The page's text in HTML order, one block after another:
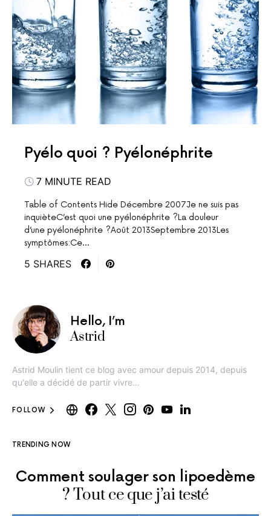
Pyélo quoi ? Pyélonéphrite
7 MINUTE READ
Table of Contents Hide Décembre 2007Je ne suis pas
inquièteC’est quoi une pyélonéphrite ?La douleur
d’une pyélonéphrite ?Août 2013Septembre 2013Les
symptômes:Ce…
5 SHARES
Hello, I’m
Astrid
Astrid Moulin tient ce blog avec amour depuis 2014, depuis
qu'elle a décidé de partir vivre…
FOLLOW
TRENDING NOW
Comment soulager son lipoedème
? Tout ce que j’ai testé